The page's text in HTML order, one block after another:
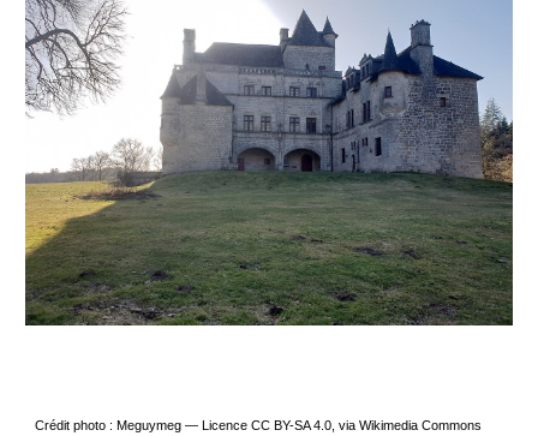
Crédit photo : Meguymeg — Licence CC BY-SA 4.0, via Wikimedia Commons